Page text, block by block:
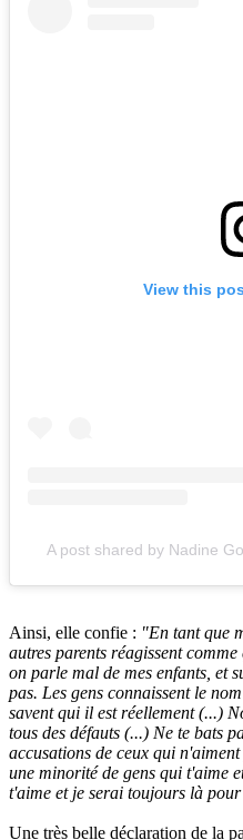
View this
A post shared by Nadine
Ainsi, elle confie : "En tant que
autres parents réagissent
on parle mal de mes enfants, et
pas. Les gens connaissent le
savent qui il est réellement (...)
tous des défauts (...) Ne te bats
accusations de ceux qui
une minorité de gens qui t'aime
t'aime et je serai toujours là
Une très belle déclaration de la